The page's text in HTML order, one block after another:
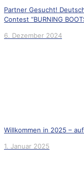
Partner Gesucht!
Contest “BURNING
6. Dezember 2024
Willkommen in 2025 –
1. Januar 2025